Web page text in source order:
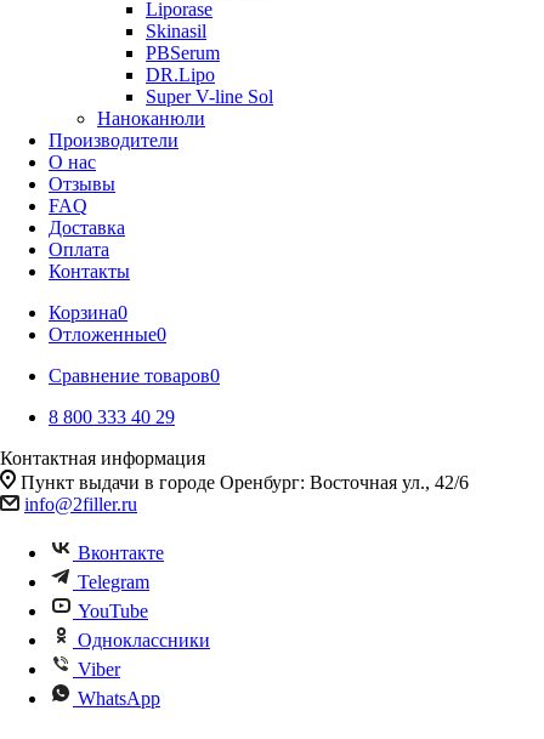
Liporase
Skinasil
PBSerum
DR.Lipo
Super V-line Sol
Наноканюли
Производители
О нас
Отзывы
FAQ
Доставка
Оплата
Контакты
Корзина0
Отложенные0
Сравнение товаров0
8 800 333 40 29
Контактная информация
Пункт выдачи в городе Оренбург: Восточная ул., 42/6
info@2filler.ru
Вконтакте
Telegram
YouTube
Одноклассники
Viber
WhatsApp